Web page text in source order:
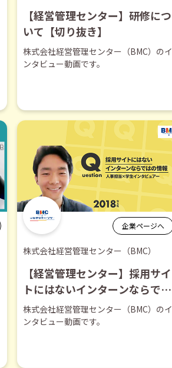
【経営管理センター】研修につ
いて【切り抜き】
株式会社経営管理センター（BMC）のイ
ンタビュー動画です。
企業ページへ
株式会社経営管理センター（BMC）
【経営管理センター】採用サイ
トにはないインターンならでは
の情報【切り抜き】
株式会社経営管理センター（BMC）のイ
ンタビュー動画です。